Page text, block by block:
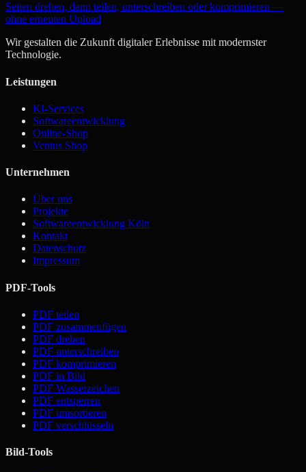
Seiten drehen, dann teilen, unterschreiben oder komprimieren —
ohne erneuten Upload
Wir gestalten die Zukunft digitaler Erlebnisse mit modernster
Technologie.
Leistungen
KI-Services
Softwareentwicklung
Online-Shop
Ventus Shop
Unternehmen
Über uns
Projekte
Softwareentwicklung Köln
Kontakt
Datenschutz
Impressum
PDF-Tools
PDF teilen
PDF zusammenfügen
PDF drehen
PDF unterschreiben
PDF komprimieren
PDF in Bild
PDF Wasserzeichen
PDF entsperren
PDF umsortieren
PDF verschlüsseln
Bild-Tools